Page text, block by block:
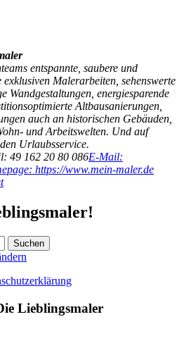
entspannte, saubere und
Malerarbeiten, sehenswerte
Wandgestaltungen, energiesparende
Altbausanierungen,
auch an historischen Gebäuden,
und Arbeitswelten. Und auf
Urlaubsservice.
49 162 20 80 086E-Mail:
https://www.mein-maler.de
Suchen
Lieblingsmaler